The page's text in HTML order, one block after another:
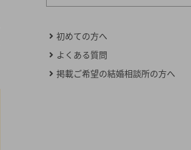
初めての方へ
よくある質問
掲載ご希望の結婚相談所の方へ